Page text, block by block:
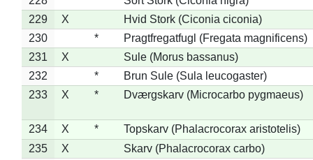
229
X
Hvid Stork (Ciconia ciconia)
230
*
Pragtfregatfugl (Fregata magnificens)
231
X
Sule (Morus bassanus)
232
*
Brun Sule (Sula leucogaster)
233
X * Dværgskarv (Microcarbo pygmaeus)
234 X *
Topskarv (Phalacrocorax aristotelis)
235
X
Skarv (Phalacrocorax carbo)